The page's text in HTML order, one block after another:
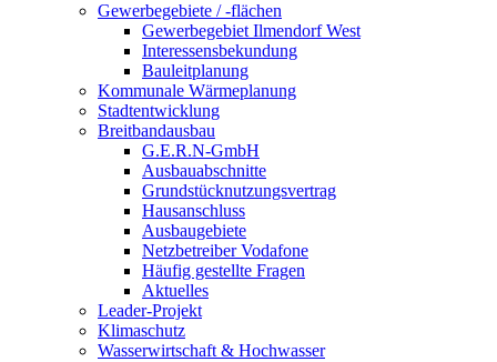
Gewerbegebiete / -flächen
Gewerbegebiet Ilmendorf West
Interessensbekundung
Bauleitplanung
Kommunale Wärmeplanung
Stadtentwicklung
Breitbandausbau
G.E.R.N-GmbH
Ausbauabschnitte
Grundstücknutzungsvertrag
Hausanschluss
Ausbaugebiete
Netzbetreiber Vodafone
Häufig gestellte Fragen
Aktuelles
Leader-Projekt
Klimaschutz
Wasserwirtschaft & Hochwasser